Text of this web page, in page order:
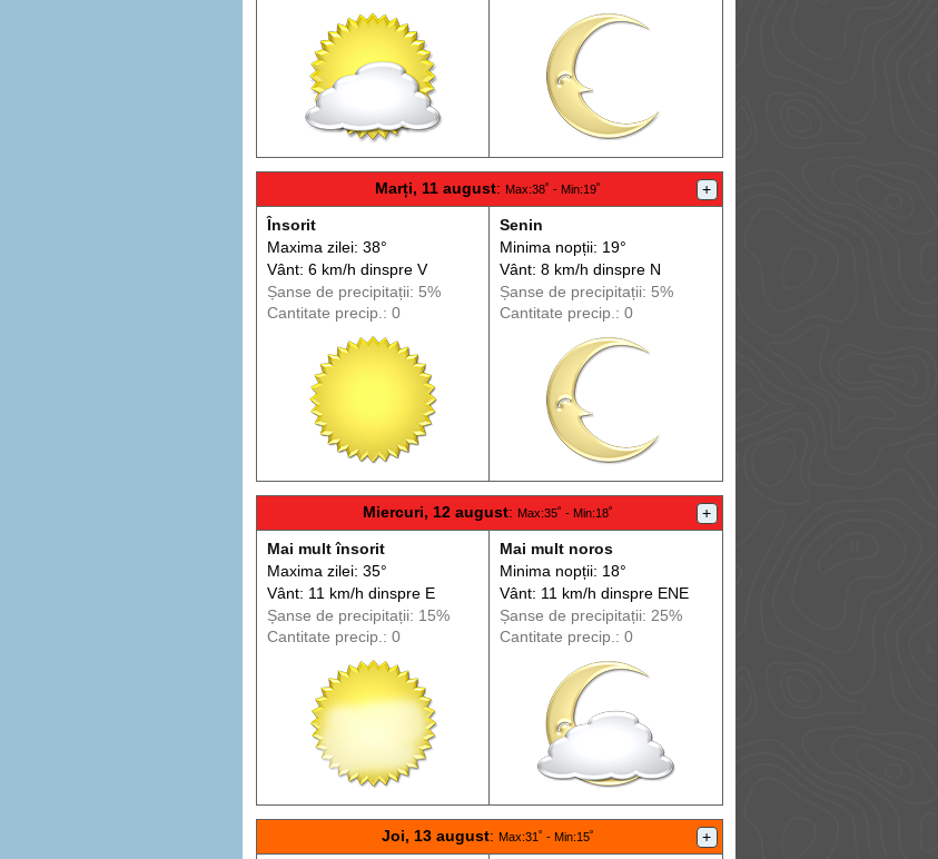
Marți, 11 august: Max:38˚ - Min:19˚ +
Însorit
Maxima zilei: 38°
Vânt: 6 km/h dinspreV
Șanse de precipitații: 5%
Cantitate precip.: 0
Senin
Minima nopții: 19°
Vânt: 8 km/h dinspreN
Șanse de precipitații: 5%
Cantitate precip.: 0
Miercuri, 12 august: Max:35˚ - Min:18˚ +
Mai mult însorit
Maxima zilei: 35°
Vânt: 11 km/h dinspreE
Șanse de precipitații: 15%
Cantitate precip.: 0
Mai mult noros
Minima nopții: 18°
Vânt: 11 km/h dinspreENE
Șanse de precipitații: 25%
Cantitate precip.: 0
Joi, 13 august: Max:31˚ - Min:15˚ +